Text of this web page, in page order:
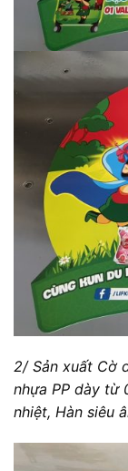
2/ Sản xuất Cờ
nhựa PP dày từ
nhiệt, Hàn siêu